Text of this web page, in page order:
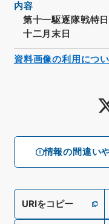
情報の間違い
内容
第十一駆逐隊戦特
十二月末日
URIをコピー
資料画像の利用につ